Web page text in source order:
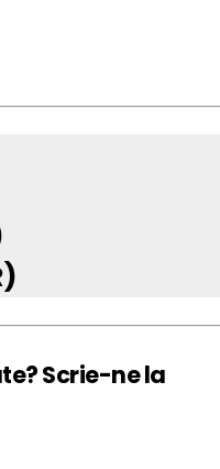
Scrie-ne la